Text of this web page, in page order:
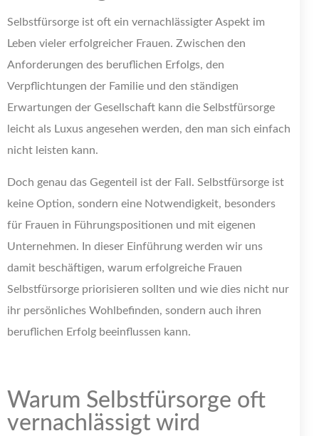
Selbstfürsorge ist oft ein vernachlässigter Aspekt im
Leben vieler erfolgreicher Frauen. Zwischen den
Anforderungen des beruflichen Erfolgs, den
Verpflichtungen der Familie und den ständigen
Erwartungen der Gesellschaft kann die Selbstfürsorge
leicht als Luxus angesehen werden, den man sich einfach
nicht leisten kann.
Doch genau das Gegenteil ist der Fall. Selbstfürsorge ist
keine Option, sondern eine Notwendigkeit, besonders
für Frauen in Führungspositionen und mit eigenen
Unternehmen. In dieser Einführung werden wir uns
damit beschäftigen, warum erfolgreiche Frauen
Selbstfürsorge priorisieren sollten und wie dies nicht nur
ihr persönliches Wohlbefinden, sondern auch ihren
beruflichen Erfolg beeinflussen kann.
Warum Selbstfürsorge oft
vernachlässigt wird